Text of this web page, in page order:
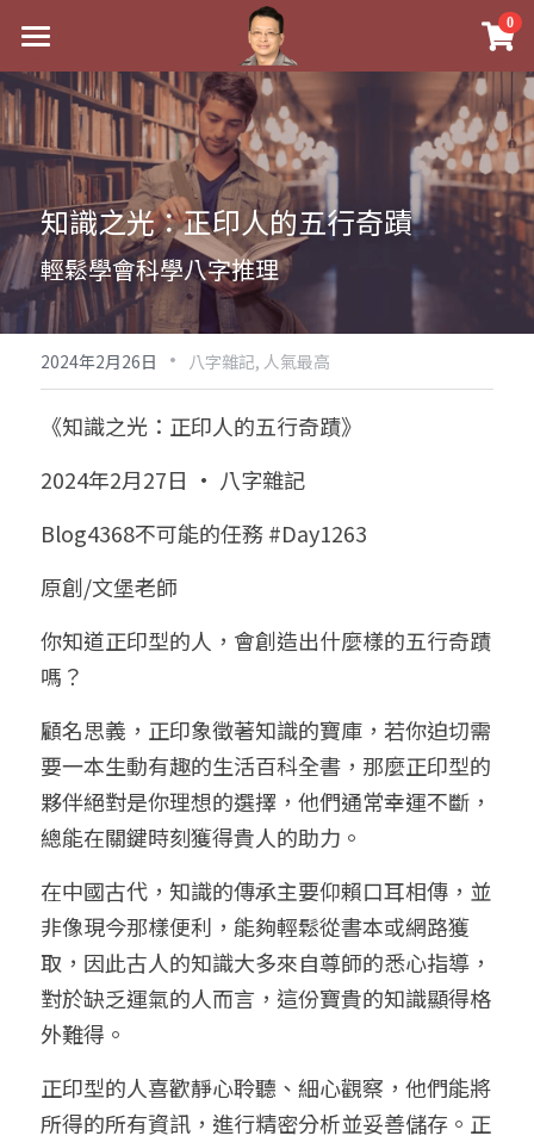
0
最新消息
關於我
實體經營
祖傳命理
手工印鑑
課程介紹
五行八字學
後天派陽宅
Blog
黃金會員專區
八字雜記
心靈成長
人氣最高
站長精選
臉書生活
試閱專區
Podcast聽書
團隊訓練營
八字視頻
陽宅視頻
線上直播
線上學苑
八字初階班1
八字初階班2
八字進階班
八字中階班
五人實戰班
五行計算初階班
五行計算高階班
團隊訓練營
命理商城
八字完整班
《十神高階實戰錄》完整典藏版
科學八字推理PDF
小兒命名
我的著作
科學八字推理1
科學八字推理2
科學八字輕鬆學
輕鬆學會科學八字推理
與我預約
批命預約
常見問題
FB粉絲頁
登錄/註冊
繁體中文
繁體中文
0938617837
support@p8zicourse.com
五行八字線上班
知識之光：正印人的五行奇蹟
輕鬆學會科學八字推理
2024年2月26日 · 八字雜記, 人氣最高
《知識之光：正印人的五行奇蹟》
2024年2月27日 · 八字雜記
Blog4368不可能的任務 #Day1263
原創/文堡老師
你知道正印型的人，會創造出什麼樣的五行奇蹟
嗎？
顧名思義，正印象徵著知識的寶庫，若你迫切需
要一本生動有趣的生活百科全書，那麼正印型的
夥伴絕對是你理想的選擇，他們通常幸運不斷，
總能在關鍵時刻獲得貴人的助力。
在中國古代，知識的傳承主要仰賴口耳相傳，並
非像現今那樣便利，能夠輕鬆從書本或網路獲
取，因此古人的知識大多來自尊師的悉心指導，
對於缺乏運氣的人而言，這份寶貴的知識顯得格
外難得。
正印型的人喜歡靜心聆聽、細心觀察，他們能將
所得的所有資訊，進行精密分析並妥善儲存。正
×
商品分類
八字線上完整班
科學八字推理PDF
《十神高階實戰錄》完整典藏版
1美元超值PDF